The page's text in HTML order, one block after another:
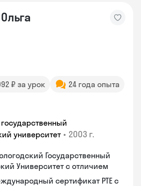
Ольга
₽ за урок
24 года опыта
университет • 2003 г.
Государственный
Университет с отличием
сертификат PTE с